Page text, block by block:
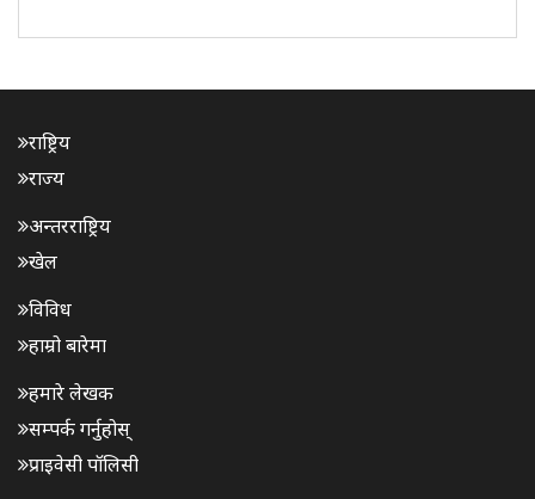
राष्ट्रिय
राज्य
अन्तरराष्ट्रिय
खेल
विविध
हाम्रो बारेमा
हमारे लेखक
सम्पर्क गर्नुहोस्
प्राइवेसी पॉलिसी